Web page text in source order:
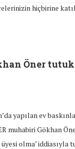
hiçbirine
Öner
yapılan ev
muhabiri Gökhan
olma’ iddiasıyla